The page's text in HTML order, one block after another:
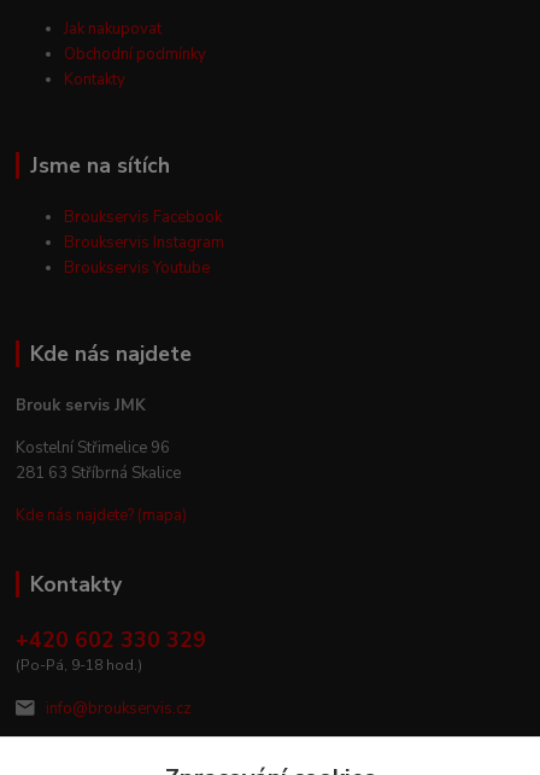
Jak nakupovat
Obchodní podmínky
Kontakty
Jsme na sítích
Broukservis Facebook
Broukservis Instagram
Broukservis Youtube
Kde nás najdete
Brouk servis JMK
Kostelní Střimelice 96
281 63 Stříbrná Skalice
Kde nás najdete? (mapa)
Kontakty
+420 602 330 329
(Po-Pá, 9-18 hod.)
info@broukservis.cz